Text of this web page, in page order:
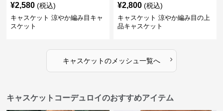
¥2,580 (税込)
キャスケット 涼やか編み目キャ
スケット
¥2,800 (税込)
キャスケット 涼やか編み目の上
品キャスケット
キャスケットのメッシュ 一覧へ ›
キャスケットコーデュロイのおすすめアイテム